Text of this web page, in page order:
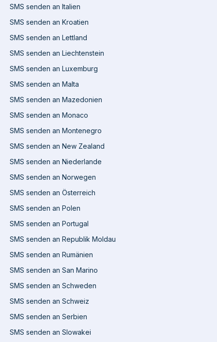
SMS senden an Italien
SMS senden an Kroatien
SMS senden an Lettland
SMS senden an Liechtenstein
SMS senden an Luxemburg
SMS senden an Malta
SMS senden an Mazedonien
SMS senden an Monaco
SMS senden an Montenegro
SMS senden an New Zealand
SMS senden an Niederlande
SMS senden an Norwegen
SMS senden an Österreich
SMS senden an Polen
SMS senden an Portugal
SMS senden an Republik Moldau
SMS senden an Rumänien
SMS senden an San Marino
SMS senden an Schweden
SMS senden an Schweiz
SMS senden an Serbien
SMS senden an Slowakei